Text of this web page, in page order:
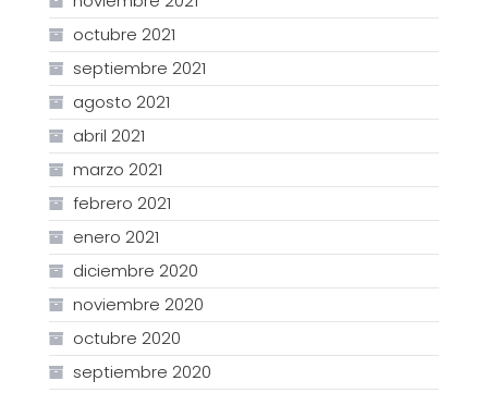
octubre 2021
septiembre 2021
agosto 2021
abril 2021
marzo 2021
febrero 2021
enero 2021
diciembre 2020
noviembre 2020
octubre 2020
septiembre 2020